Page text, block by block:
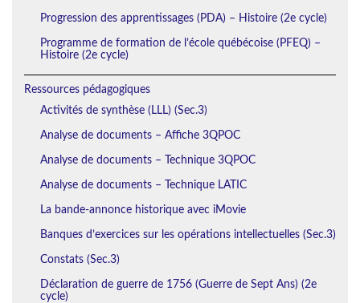
Progression des apprentissages (PDA) – Histoire (2e cycle)
Programme de formation de l’école québécoise (PFEQ) –
Histoire (2e cycle)
Ressources pédagogiques
Activités de synthèse (LLL) (Sec.3)
Analyse de documents – Affiche 3QPOC
Analyse de documents – Technique 3QPOC
Analyse de documents – Technique LATIC
La bande-annonce historique avec iMovie
Banques d’exercices sur les opérations intellectuelles (Sec.3)
Constats (Sec.3)
Déclaration de guerre de 1756 (Guerre de Sept Ans) (2e
cycle)